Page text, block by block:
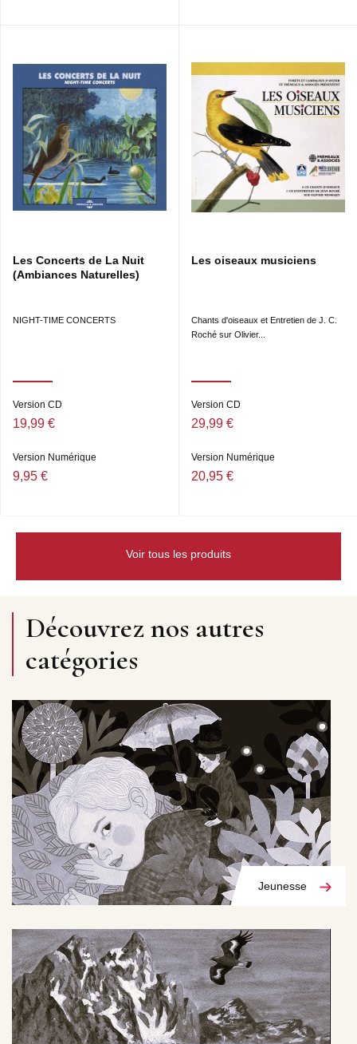
Les Concerts de La Nuit
(Ambiances Naturelles)
NIGHT-TIME CONCERTS
Version CD
19,99 €
Version Numérique
9,95 €
Les oiseaux musiciens
Chants d'oiseaux et Entretien de J. C.
Roché sur Olivier...
Version CD
29,99 €
Version Numérique
20,95 €
Voir tous les produits
Découvrez nos autres
catégories
Jeunesse